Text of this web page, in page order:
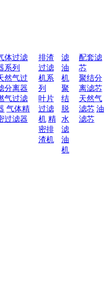
体过滤
系列
然气过
分离器
气过滤
气体精
过滤器
排渣
过滤
机系
列
叶片
过滤
机 精
密排
渣机
滤
油
机
聚
结
脱
水
滤
油
机
配套滤
芯
聚结分
离滤芯
天然气
滤芯 油
滤芯